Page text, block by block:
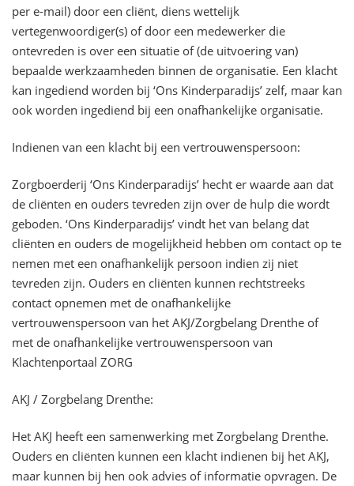
per e-mail) door een cliënt, diens wettelijk
vertegenwoordiger(s) of door een medewerker die
ontevreden is over een situatie of (de uitvoering van)
bepaalde werkzaamheden binnen de organisatie. Een klacht
kan ingediend worden bij ‘Ons Kinderparadijs’ zelf, maar kan
ook worden ingediend bij een onafhankelijke organisatie.
Indienen van een klacht bij een vertrouwenspersoon:
Zorgboerderij ‘Ons Kinderparadijs’ hecht er waarde aan dat
de cliënten en ouders tevreden zijn over de hulp die wordt
geboden. ‘Ons Kinderparadijs’ vindt het van belang dat
cliënten en ouders de mogelijkheid hebben om contact op te
nemen met een onafhankelijk persoon indien zij niet
tevreden zijn. Ouders en cliënten kunnen rechtstreeks
contact opnemen met de onafhankelijke
vertrouwenspersoon van het AKJ/Zorgbelang Drenthe of
met de onafhankelijke vertrouwenspersoon van
Klachtenportaal ZORG
AKJ / Zorgbelang Drenthe:
Het AKJ heeft een samenwerking met Zorgbelang Drenthe.
Ouders en cliënten kunnen een klacht indienen bij het AKJ,
maar kunnen bij hen ook advies of informatie opvragen. De